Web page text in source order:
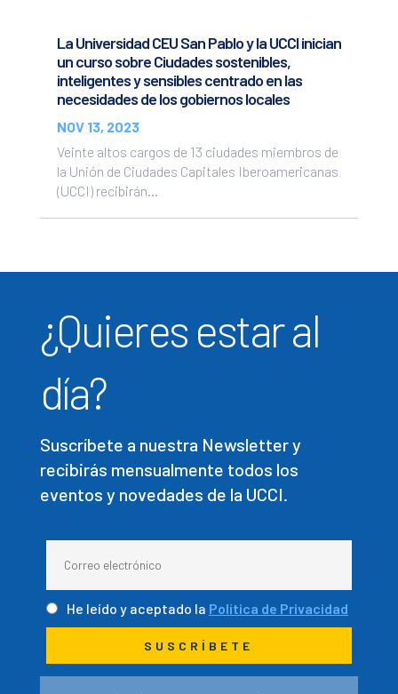
La Universidad CEU San Pablo y la UCCI inician
un curso sobre Ciudades sostenibles,
inteligentes y sensibles centrado en las
necesidades de los gobiernos locales
NOV 13, 2023
Veinte altos cargos de 13 ciudades miembros de
la Unión de Ciudades Capitales Iberoamericanas
(UCCI) recibirán...
¿Quieres estar al
día?
Suscríbete a nuestra Newsletter y
recibirás mensualmente todos los
eventos y novedades de la UCCI.
He leído y aceptado la Política de Privacidad